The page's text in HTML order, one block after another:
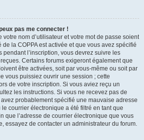
pas me connecter !
nom d’utilisateur et votre mot de passe soient
la COPPA est activée et que vous avez spécifié
pendant l’inscription, vous devrez suivre les
Certains forums exigeront également que
être activées, soit par vous-même ou soit par
vous puissiez ouvrir une session ; cette
de votre inscription. Si vous aviez reçu un
les instructions. Si vous ne recevez pas de
probablement spécifié une mauvaise adresse
courrier électronique a été filtré en tant que
que l’adresse de courrier électronique que vous
essayez de contacter un administrateur du forum.